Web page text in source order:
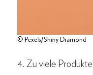
© Pexels/Shiny Diamond
4. Zu viele